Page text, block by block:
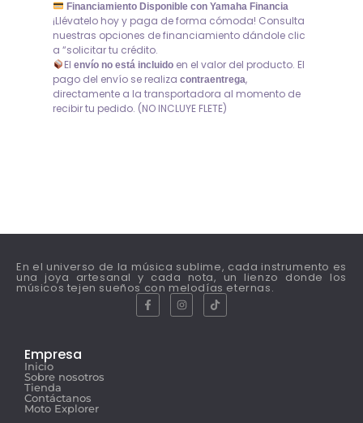
Financiamiento Disponible con Yamaha Financia
¡Llévatelo hoy y paga de forma cómoda! Consulta
nuestras opciones de financiamiento dándole clic
a “solicitar tu crédito.
El envío no está incluidoen el valor del producto. El
pago del envío se realiza contraentrega,
directamente a la transportadora al momento de
recibir tu pedido. (NO INCLUYE FLETE)
En el universo de la música sublime, cada instrumento es
una joya artesanal y cada nota, un lienzo donde los
músicos tejen sueños con melodías eternas.
Empresa
Inicio
Sobre nosotros
Tienda
Contáctanos
Moto Explorer